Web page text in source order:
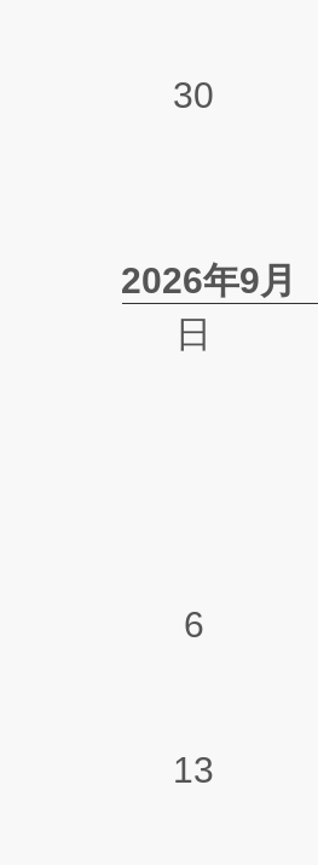
30
2026年9月
日
6
13